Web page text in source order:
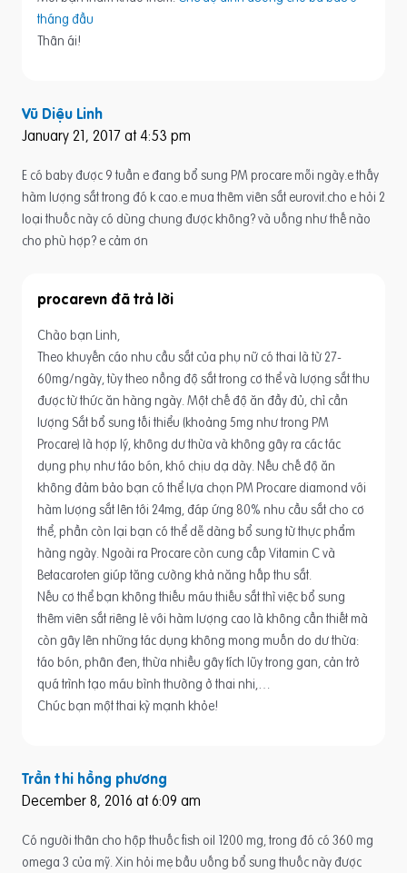
tháng đầu
Thân ái!
Vũ Diệu Linh
January 21, 2017 at 4:53 pm
E có baby được 9 tuần e đang bổ sung PM procare mỗi ngày.e thấy
hàm lượng sắt trong đó k cao.e mua thêm viên sắt eurovit.cho e hỏi 2
loại thuốc này có dùng chung được không? và uống như thế nào
cho phù hợp? e cảm ơn
procarevn
Chào bạn Linh,
Theo khuyến cáo nhu cầu sắt của phụ nữ có thai là từ 27-
60mg/ngày, tùy theo nồng độ sắt trong cơ thể và lượng sắt thu
được từ thức ăn hàng ngày. Một chế độ ăn đầy đủ, chỉ cần
lượng Sắt bổ sung tối thiểu (khoảng 5mg như trong PM
Procare) là hợp lý, không dư thừa và không gây ra các tác
dụng phụ như táo bón, khó chịu dạ dày. Nếu chế độ ăn
không đảm bảo bạn có thể lựa chọn PM Procare diamond với
hàm lượng sắt lên tới 24mg, đáp ứng 80% nhu cầu sắt cho cơ
thể, phần còn lại bạn có thể dễ dàng bổ sung từ thực phẩm
hàng ngày. Ngoài ra Procare còn cung cấp Vitamin C và
Betacaroten giúp tăng cường khả năng hấp thu sắt.
Nếu cơ thể bạn không thiếu máu thiếu sắt thì việc bổ sung
thêm viên sắt riêng lẻ với hàm lượng cao là không cần thiết mà
còn gây lên những tác dụng không mong muốn do dư thừa:
táo bón, phân đen, thừa nhiều gây tích lũy trong gan, cản trở
quá trình tạo máu bình thường ở thai nhi,…
Chúc bạn một thai kỳ mạnh khỏe!
Trần thi hồng phương
December 8, 2016 at 6:09 am
Có người thân cho hộp thuốc fish oil 1200 mg, trong đó có 360 mg
omega 3 của mỹ. Xin hỏi mẹ bầu uống bổ sung thuốc này được